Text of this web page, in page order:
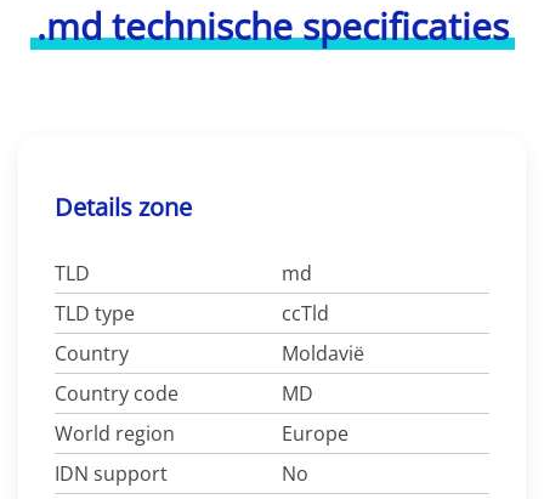
.md technische specificaties
Details zone
TLD
md
TLD type
ccTld
Country
Moldavië
Country code
MD
World region
Europe
IDN support
No